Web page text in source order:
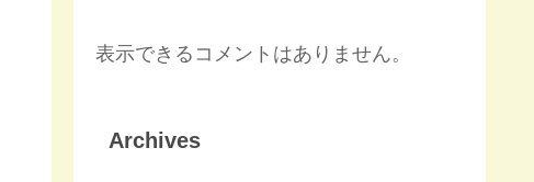
表示できるコメントはありません。
Archives